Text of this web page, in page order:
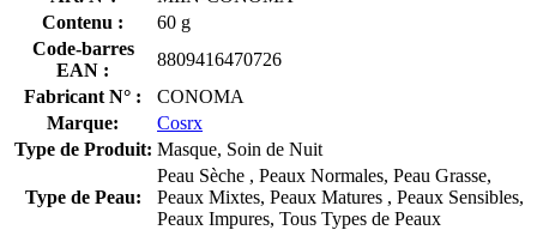
Contenu :
60 g
Code-barres
EAN :
8809416470726
Fabricant N° :
CONOMA
Marque:
Cosrx
Type de Produit: Masque, Soin de Nuit
Type de Peau:
Peau Sèche , Peaux Normales, Peau Grasse,
Peaux Mixtes, Peaux Matures , Peaux Sensibles,
Peaux Impures, Tous Types de Peaux